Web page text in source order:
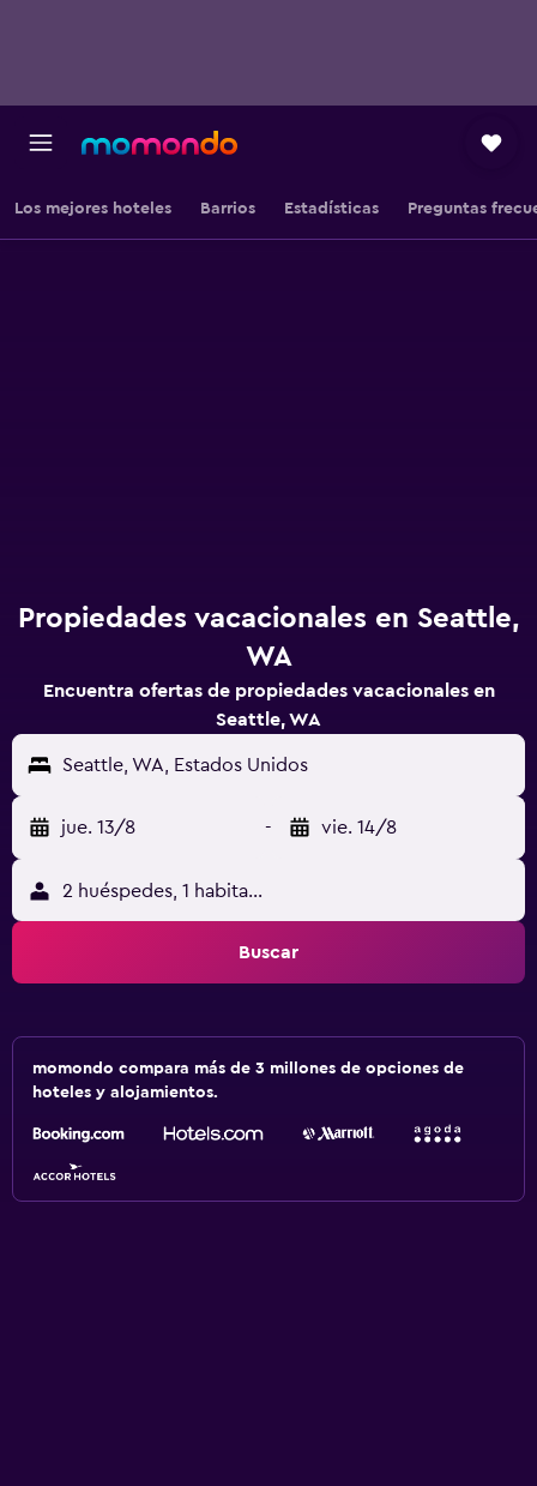
Los mejores hoteles Barrios Estadísticas Preguntas
Propiedades vacacionales en Seattle,
WA
Encuentra ofertas de propiedades vacacionales en
Seattle, WA
Seattle, WA, Estados Unidos
jue. 13/8 - vie. 14/8
2 huéspedes, 1 habitación
Buscar
momondo compara más de 3 millones de opciones de
hoteles y alojamientos.